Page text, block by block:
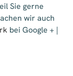
Sie gerne
wir auch
bei Google + |